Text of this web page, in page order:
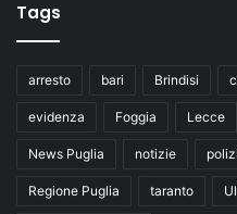
Tags
arresto bari Brindisi
evidenza Foggia Lecce
News Puglia notizie
Regione Puglia taranto